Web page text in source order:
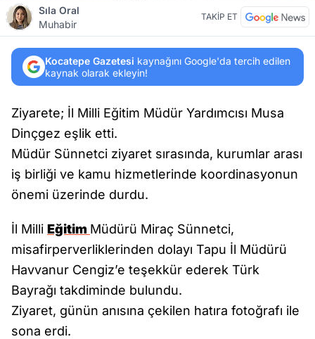
Sıla Oral
Muhabir
TAKİP ET
Kocatepe Gazetesi kaynağını Google'da tercih edilen
kaynak olarak ekleyin!
Ziyarete; İl Milli Eğitim Müdür Yardımcısı Musa
Dinçgez eşlik etti.
Müdür Sünnetci ziyaret sırasında, kurumlar arası
iş birliği ve kamu hizmetlerinde koordinasyonun
önemi üzerinde durdu.
İl Milli Eğitim Müdürü Miraç Sünnetci,
misafirperverliklerinden dolayı Tapu İl Müdürü
Havvanur Cengiz’e teşekkür ederek Türk
Bayrağı takdiminde bulundu.
Ziyaret, günün anısına çekilen hatıra fotoğrafı ile
sona erdi.